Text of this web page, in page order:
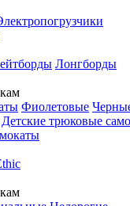
Лонгборды
Фиолетовые
Детские трюковые